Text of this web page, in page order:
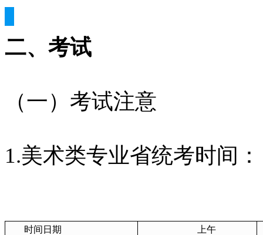
二、考试
（一）考试注意
1.美术类专业省统考时间：
时间日期 上午